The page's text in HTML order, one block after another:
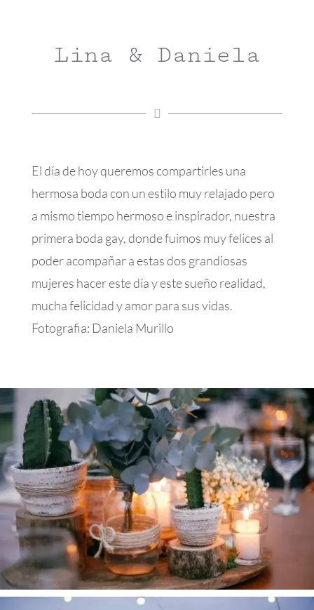
Lina & Daniela
El día de hoy queremos compartirles una
hermosa boda con un estilo muy relajado pero
a mismo tiempo hermoso e inspirador, nuestra
primera boda gay, donde fuimos muy felices al
poder acompañar a estas dos grandiosas
mujeres hacer este día y este sueño realidad,
mucha felicidad y amor para sus vidas.
Fotografia: Daniela Murillo